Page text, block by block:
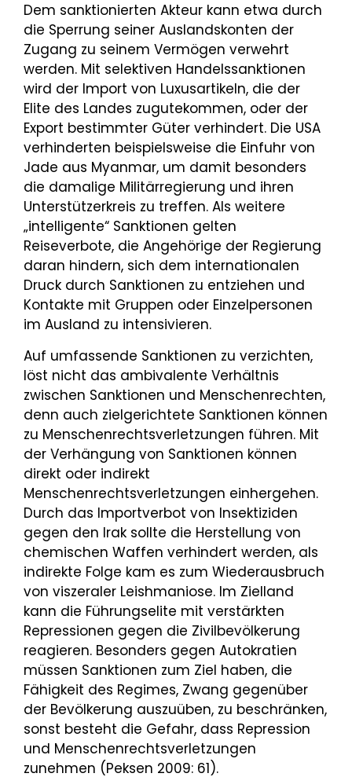
Dem sanktionierten Akteur kann etwa durch
die Sperrung seiner Auslandskonten der
Zugang zu seinem Vermögen verwehrt
werden. Mit selektiven Handelssanktionen
wird der Import von Luxusartikeln, die der
Elite des Landes zugutekommen, oder der
Export bestimmter Güter verhindert. Die USA
verhinderten beispielsweise die Einfuhr von
Jade aus Myanmar, um damit besonders
die damalige Militärregierung und ihren
Unterstützerkreis zu treffen. Als weitere
„intelligente“ Sanktionen gelten
Reiseverbote, die Angehörige der Regierung
daran hindern, sich dem internationalen
Druck durch Sanktionen zu entziehen und
Kontakte mit Gruppen oder Einzelpersonen
im Ausland zu intensivieren.
Auf umfassende Sanktionen zu verzichten,
löst nicht das ambivalente Verhältnis
zwischen Sanktionen und Menschenrechten,
denn auch zielgerichtete Sanktionen können
zu Menschenrechtsverletzungen führen. Mit
der Verhängung von Sanktionen können
direkt oder indirekt
Menschenrechtsverletzungen einhergehen.
Durch das Importverbot von Insektiziden
gegen den Irak sollte die Herstellung von
chemischen Waffen verhindert werden, als
indirekte Folge kam es zum Wiederausbruch
von viszeraler Leishmaniose. Im Zielland
kann die Führungselite mit verstärkten
Repressionen gegen die Zivilbevölkerung
reagieren. Besonders gegen Autokratien
müssen Sanktionen zum Ziel haben, die
Fähigkeit des Regimes, Zwang gegenüber
der Bevölkerung auszuüben, zu beschränken,
sonst besteht die Gefahr, dass Repression
und Menschenrechtsverletzungen
zunehmen (Peksen 2009: 61).